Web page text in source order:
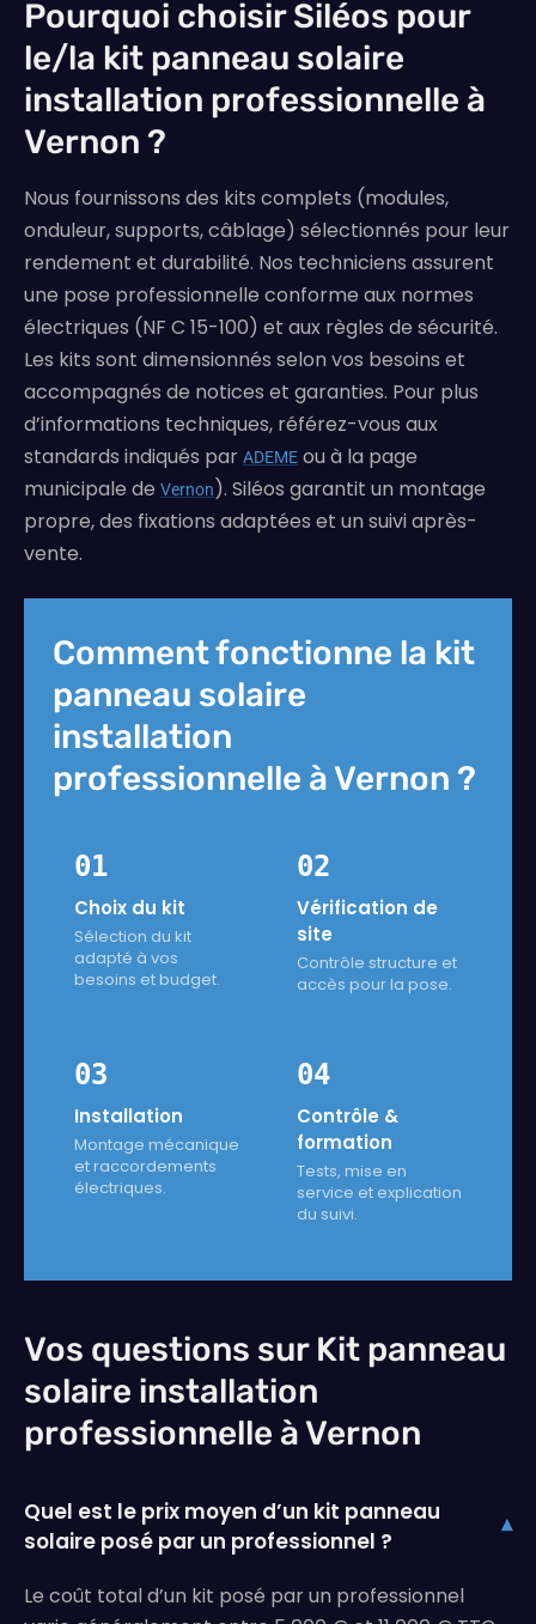
Pourquoi choisir Siléos pour
le/la kit panneau solaire
installation professionnelle à
Vernon ?
Nous fournissons des kits complets (modules,
onduleur, supports, câblage) sélectionnés pour leur
rendement et durabilité. Nos techniciens assurent
une pose professionnelle conforme aux normes
électriques (NF C 15-100) et aux règles de sécurité.
Les kits sont dimensionnés selon vos besoins et
accompagnés de notices et garanties. Pour plus
d’informations techniques, référez-vous aux
standards indiqués par ADEME ou à la page
municipale de Vernon). Siléos garantit un montage
propre, des fixations adaptées et un suivi après-
vente.
Comment fonctionne la kit
panneau solaire
installation
professionnelle à Vernon ?
01
Choix du kit
Sélection du kit
adapté à vos
besoins et budget.
02
Vérification de
site
Contrôle structure et
accès pour la pose.
03
Installation
Montage mécanique
et raccordements
électriques.
04
Contrôle &
formation
Tests, mise en
service et explication
du suivi.
Vos questions sur Kit panneau
solaire installation
professionnelle à Vernon
Quel est le prix moyen d’un kit panneau
solaire posé par un professionnel ?
▾
Le coût total d’un kit posé par un professionnel